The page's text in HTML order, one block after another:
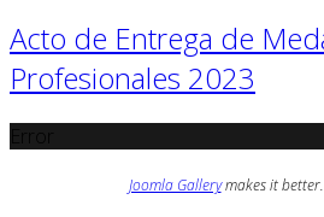
Acto de Entrega de
Profesionales 2023
Joomla Gallerymakes it